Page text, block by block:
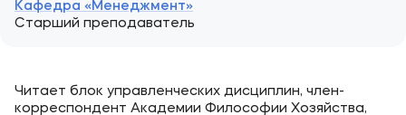
Кафедра «Менеджмент»
Старший преподаватель
Читает блок управленческих дисциплин, член-
корреспондент Академии Философии Хозяйства,